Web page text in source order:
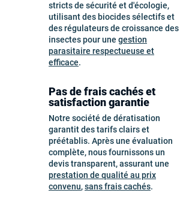
stricts de sécurité et d'écologie,
utilisant des biocides sélectifs et
des régulateurs de croissance des
insectes pour une gestion
parasitaire respectueuse et
efficace.
Pas de frais cachés et
satisfaction garantie
Notre société de dératisation
garantit des tarifs clairs et
préétablis. Après une évaluation
complète, nous fournissons un
devis transparent, assurant une
prestation de qualité au prix
convenu,sans frais cachés.